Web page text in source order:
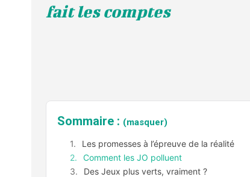
fait les comptes
Sommaire : (masquer)
Les promesses à l’épreuve de la réalité
Comment les JO polluent
Des Jeux plus verts, vraiment ?